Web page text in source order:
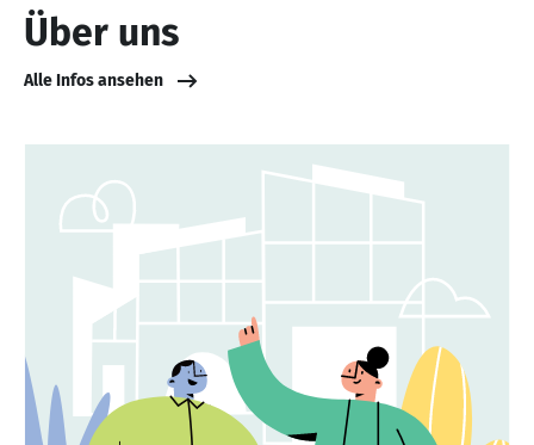
Über uns
Alle Infos ansehen